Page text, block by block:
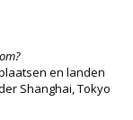
en landen
Shanghai, Tokyo